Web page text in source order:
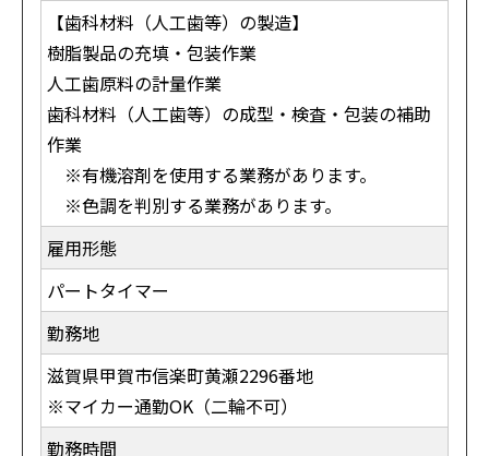
【歯科材料（人工歯等）の製造】
樹脂製品の充填・包装作業
人工歯原料の計量作業
歯科材料（人工歯等）の成型・検査・包装の補助
作業
※有機溶剤を使用する業務があります。
※色調を判別する業務があります。
雇用形態
パートタイマー
勤務地
滋賀県甲賀市信楽町黄瀬2296番地
※マイカー通勤OK（二輪不可）
勤務時間